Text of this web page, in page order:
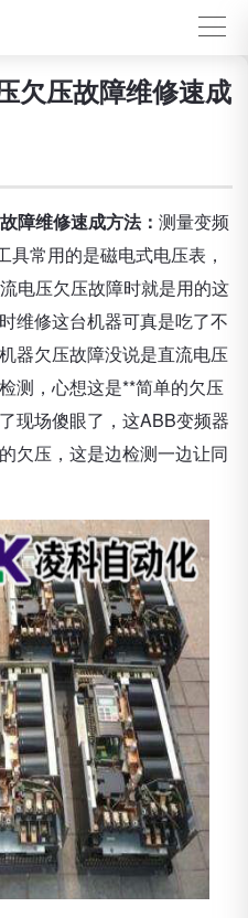
欠压故障维修速成
障维修速成方法： 测量变频
常用的是磁电式电压表，
电压欠压故障时就是用的这
维修这台机器可真是吃了不
器欠压故障没说是直流电压
测，心想这是**简单的欠压
现场傻眼了，这ABB变频器
欠压，这是边检测一边让同